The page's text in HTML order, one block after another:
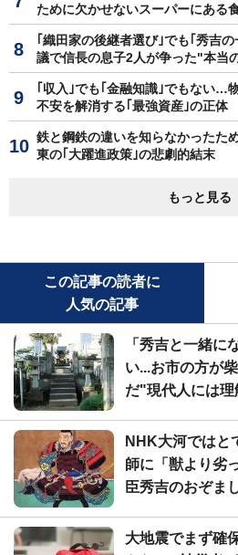
ために欠かせないスーパーにある
｢織田家の後継者選び｣でも｢秀吉
議で信長の息子2人が争った"本当
｢収入｣でも｢金融知識｣でもない…
不安を解消する｢最強資産｣の正体
鉄と鋼鉄の違いを知らなかったた
東の｢大躍進政策｣の悲劇的結末
もっと見る
この記事の読者に
人気の記事
「秀吉と一緒に
い...お市の方が
だ"現代人には
NHK大河ではと
師に「獣より劣
臣秀吉のおぞま
大地震でまず確